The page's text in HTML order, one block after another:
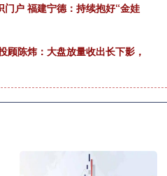
门户 福建宁德：持续抱好“金娃
顾陈炜：大盘放量收出长下影，